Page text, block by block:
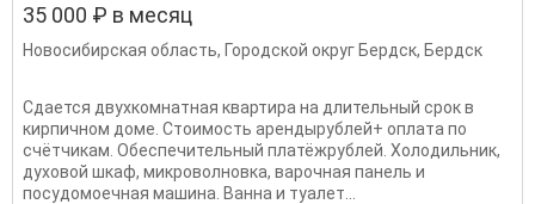
35 000 ₽ в месяц
Новосибирская область, Городской округ Бердск, Бердск
Сдается двухкомнатная квартира на длительный срок в
кирпичном доме. Стоимость арендырублей+ оплата по
счётчикам. Обеспечительный платёжрублей. Холодильник,
духовой шкаф, микроволновка, варочная панель и
посудомоечная машина. Ванна и туалет...